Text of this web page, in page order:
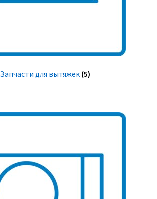
Запчасти для вытяжек (5)